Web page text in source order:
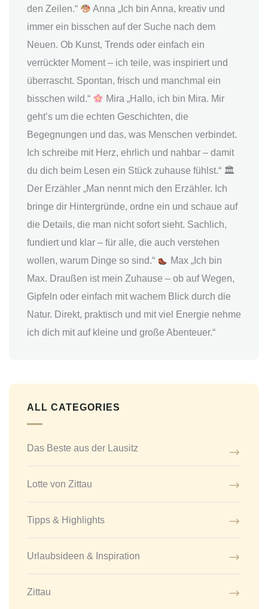
den Zeilen.“
Anna „Ich bin Anna, kreativ und
immer ein bisschen auf der Suche nach dem
Neuen. Ob Kunst, Trends oder einfach ein
verrückter Moment – ich teile, was inspiriert und
überrascht. Spontan, frisch und manchmal ein
bisschen wild.“
Mira „Hallo, ich bin Mira. Mir
geht’s um die echten Geschichten, die
Begegnungen und das, was Menschen verbindet.
Ich schreibe mit Herz, ehrlich und nahbar – damit
du dich beim Lesen ein Stück zuhause fühlst.“ 🏛
Der Erzähler „Man nennt mich den Erzähler. Ich
bringe dir Hintergründe, ordne ein und schaue auf
die Details, die man nicht sofort sieht. Sachlich,
fundiert und klar – für alle, die auch verstehen
wollen, warum Dinge so sind.“
Max „Ich bin
Max. Draußen ist mein Zuhause – ob auf Wegen,
Gipfeln oder einfach mit wachem Blick durch die
Natur. Direkt, praktisch und mit viel Energie nehme
ich dich mit auf kleine und große Abenteuer.“
ALL CATEGORIES
Das Beste aus der Lausitz
Lotte von Zittau
Tipps & Highlights
Urlaubsideen & Inspiration
Zittau